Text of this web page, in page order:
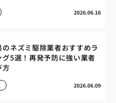
2026.06.16
のネズミ駆除業者おすすめラ
グ5選！再発予防に強い業者
方
2026.06.09